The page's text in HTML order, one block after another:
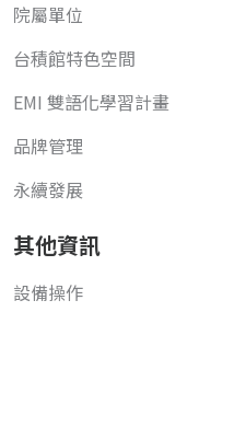
院屬單位
台積館特色空間
EMI 雙語化學習計畫
品牌管理
永續發展
其他資訊
設備操作